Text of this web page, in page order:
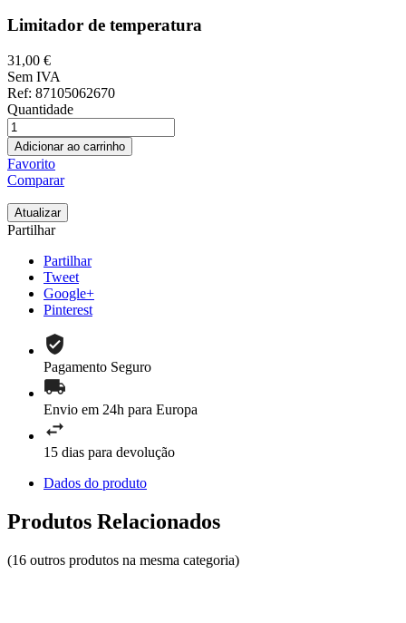
Limitador de temperatura
31,00 €
Sem IVA
Ref: 87105062670
Quantidade
Adicionar ao carrinho
Favorito
Comparar
Partilhar
Partilhar
Tweet
Google+
Pinterest
Pagamento Seguro
Envio em 24h para Europa
15 dias para devolução
Dados do produto
Produtos Relacionados
(16 outros produtos na mesma categoria)